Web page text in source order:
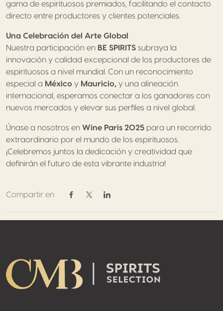
gama de espirituosos premiados, facilitando el contacto
directo entre productores y clientes potenciales.
Una Celebración del Arte Global
Nuestra participación en BE SPIRITS subraya la
innovación y calidad excepcional de los productores de
espirituosos a nivel mundial. Con un reconocimiento
especial a México y Mauricio, y una alineación
internacional, esperamos conectar a los ganadores con
nuevos mercados y elevar sus perfiles a nivel global.
Únase a nosotros en Wine Paris 2025 para un recorrido
extraordinario por el mundo de los espirituosos.
¡Celebremos juntos la dedicación y creatividad que
definirán el futuro de esta vibrante industria!
Compartir en
Compartir en Facebook
Compartir en Twitter / X
Compartir en Linkedin